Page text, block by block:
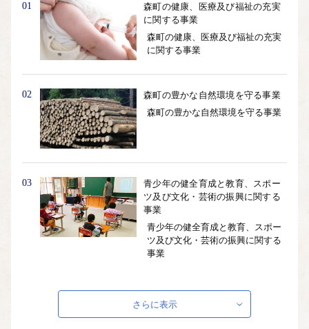
01
森町の健康、医療及び福祉の充実
に関する事業
森町の健康、医療及び福祉の充実
に関する事業
02
森町の豊かな自然環境を守る事業
森町の豊かな自然環境を守る事業
03
青少年の健全育成と教育、スポー
ツ及び文化・芸術の振興に関する
事業
青少年の健全育成と教育、スポー
ツ及び文化・芸術の振興に関する
事業
地域防災に関する事業
さらに表示